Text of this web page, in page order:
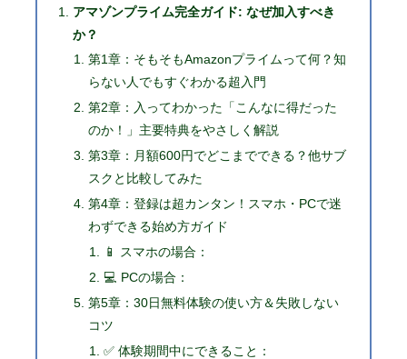
アマゾンプライム完全ガイド: なぜ加入すべき
か？
第1章：そもそもAmazonプライムって何？知
らない人でもすぐわかる超入門
第2章：入ってわかった「こんなに得だった
のか！」主要特典をやさしく解説
第3章：月額600円でどこまでできる？他サブ
スクと比較してみた
第4章：登録は超カンタン！スマホ・PCで迷
わずできる始め方ガイド
📱 スマホの場合：
💻 PCの場合：
第5章：30日無料体験の使い方＆失敗しない
コツ
✅ 体験期間中にできること：